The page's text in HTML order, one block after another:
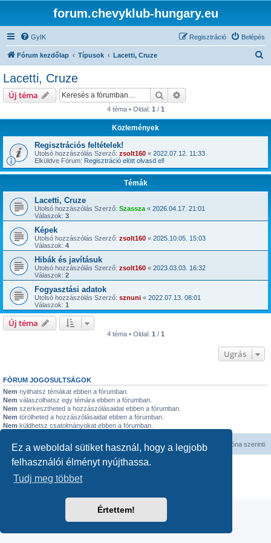
Ez a weboldal sütiket használ, hogy a legjobb
felhasználói élményt nyújthassa.
Tudj meg többet
Értettem!
forum.chevyklub-hungary.eu
GyIK Belépés
Regisztráció
Fórum kezdőlap Típusok Lacetti, Cruze
Lacetti, Cruze
Új téma Keresés
4 téma • Oldal: 1 / 1
Közlemények
Regisztrációs feltételek!
Utolsó hozzászólás Szerző: zsolt160 « 2022.07.12. 11:33
Elküldve Fórum: Regisztráció elött olvasd el!
Témák
Lacetti, Cruze
Utolsó hozzászólás Szerző: Szassza « 2026.04.17. 21:01
Válaszok: 3
Képek
Utolsó hozzászólás Szerző: zsolt160 « 2025.10.05. 15:03
Válaszok: 4
Hibák és javításuk
Utolsó hozzászólás Szerző: zsolt160 « 2023.03.03. 16:32
Válaszok: 2
Fogyasztási adatok
Utolsó hozzászólás Szerző: sznuni « 2022.07.13. 08:01
Válaszok: 1
Új téma
4 téma • Oldal: 1 / 1
Ugrás
FÓRUM JOGOSULTSÁGOK
Nem nyithatsz témákat ebben a fórumban.
Nem válaszolhatsz egy témára ebben a fórumban.
Nem szerkesztheted a hozzászólásaidat ebben a fórumban.
Nem törölheted a hozzászólásaidat ebben a fórumban.
Nem küldhetsz csatolmányokat ebben a fórumban.
Fórum kezdőlap Minden időpontUTC időzóna szerinti
Powered byphpBB ® Forum Software © phpBB Limited
Magyar fordítás ©